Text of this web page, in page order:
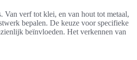
Van verf tot klei, en van hout tot metaal,
bepalen. De keuze voor specifieke
beïnvloeden. Het verkennen van